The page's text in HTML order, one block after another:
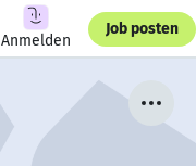
Anmelden
Job posten